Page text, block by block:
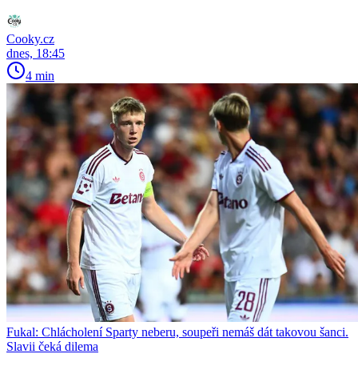
Cooky.cz
dnes, 18:45
4 min
Fukal: Chlácholení Sparty neberu, soupeři nemáš dát takovou šanci.
Slavii čeká dilema